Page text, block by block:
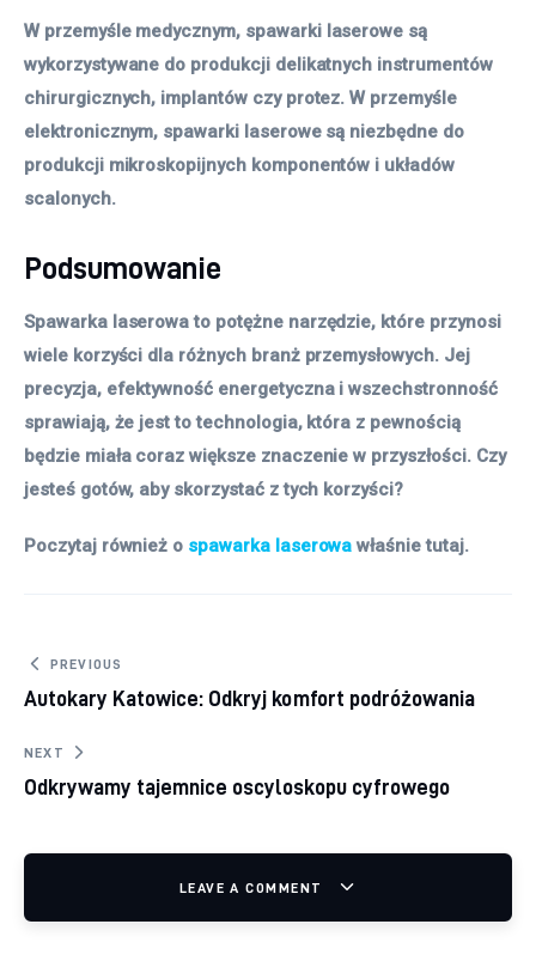
W przemyśle medycznym, spawarki laserowe są
wykorzystywane do produkcji delikatnych instrumentów
chirurgicznych, implantów czy protez. W przemyśle
elektronicznym, spawarki laserowe są niezbędne do
produkcji mikroskopijnych komponentów i układów
scalonych.
Podsumowanie
Spawarka laserowa to potężne narzędzie, które przynosi
wiele korzyści dla różnych branż przemysłowych. Jej
precyzja, efektywność energetyczna i wszechstronność
sprawiają, że jest to technologia, która z pewnością
będzie miała coraz większe znaczenie w przyszłości. Czy
jesteś gotów, aby skorzystać z tych korzyści?
Poczytaj również o spawarka laserowa właśnie tutaj.
Nawigacja wpisu
PREVIOUS
Autokary Katowice: Odkryj komfort podróżowania
NEXT
Odkrywamy tajemnice oscyloskopu cyfrowego
LEAVE A COMMENT